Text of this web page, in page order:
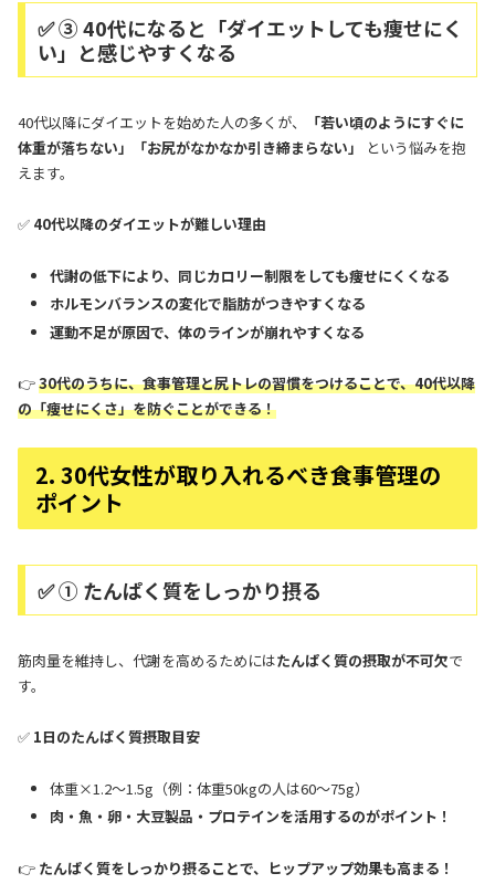
✅ ③ 40代になると「ダイエットしても痩せにく
い」と感じやすくなる
40代以降にダイエットを始めた人の多くが、
「若い頃のようにすぐに
体重が落ちない」「お尻がなかなか引き締まらない」
という悩みを抱
えます。
✅ 40代以降のダイエットが難しい理由
代謝の低下により、同じカロリー制限をしても痩せにくくなる
ホルモンバランスの変化で脂肪がつきやすくなる
運動不足が原因で、体のラインが崩れやすくなる
👉30代のうちに、食事管理と尻トレの習慣をつけることで、40代以降
の「痩せにくさ」を防ぐことができる！
2. 30代女性が取り入れるべき食事管理の
ポイント
✅ ① たんぱく質をしっかり摂る
筋肉量を維持し、代謝を高めるためにはたんぱく質の摂取が不可欠で
す。
✅ 1日のたんぱく質摂取目安
体重×1.2～1.5g（例：体重50kgの人は60～75g）
肉・魚・卵・大豆製品・プロテインを活用するのがポイント！
👉 たんぱく質をしっかり摂ることで、ヒップアップ効果も高まる！